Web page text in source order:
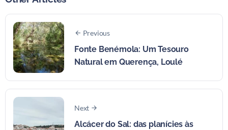
Previous
Fonte Benémola: Um Tesouro
Natural em Querença, Loulé
Next
Alcácer do Sal: das planícies às